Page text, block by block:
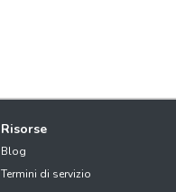
Risorse
Blog
Termini di servizio